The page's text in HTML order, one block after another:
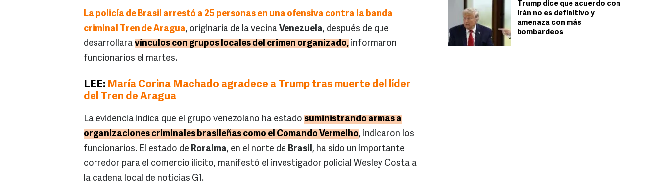
Trump dice que acuerdo con
Irán no es definitivo y
amenaza con más
bombardeos
La policía de Brasil arrestó a 25 personas en una ofensiva contra la banda
criminal Tren de Aragua, originaria de la vecina Venezuela, después de que
desarrollara vínculos con grupos locales del crimen organizado, informaron
funcionarios el martes.
LEE: María Corina Machado agradece a Trump tras muerte del líder
del Tren de Aragua
La evidencia indica que el grupo venezolano ha estado suministrando armas a
organizaciones criminales brasileñas como el Comando Vermelho, indicaron los
funcionarios. El estado de Roraima, en el norte de Brasil, ha sido un importante
corredor para el comercio ilícito, manifestó el investigador policial Wesley Costa a
la cadena local de noticias G1.